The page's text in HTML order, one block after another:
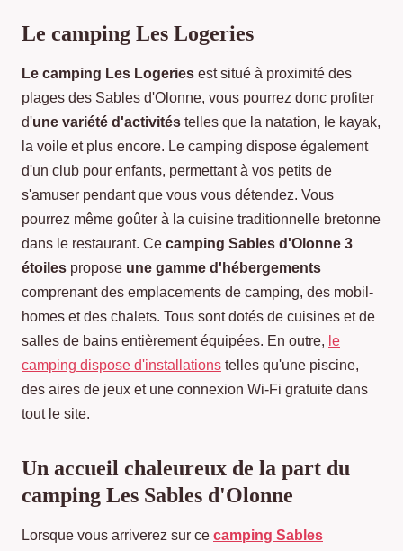
Le camping Les Logeries
Le camping Les Logeries est situé à proximité des
plages des Sables d'Olonne, vous pourrez donc profiter
d'une variété d'activités telles que la natation, le kayak,
la voile et plus encore. Le camping dispose également
d'un club pour enfants, permettant à vos petits de
s'amuser pendant que vous vous détendez. Vous
pourrez même goûter à la cuisine traditionnelle bretonne
dans le restaurant. Ce camping Sables d'Olonne 3
étoiles propose une gamme d'hébergements
comprenant des emplacements de camping, des mobil-
homes et des chalets. Tous sont dotés de cuisines et de
salles de bains entièrement équipées. En outre, le
camping dispose d'installations telles qu'une piscine,
des aires de jeux et une connexion Wi-Fi gratuite dans
tout le site.
Un accueil chaleureux de la part du
camping Les Sables d'Olonne
Lorsque vous arriverez sur ce camping Sables